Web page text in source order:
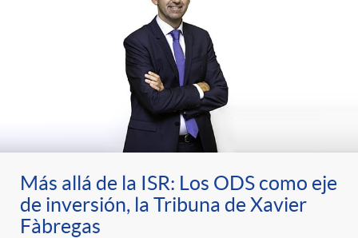
C
a
o
s
Más allá de la ISR: Los ODS como eje
de inversión, la Tribuna de Xavier
Fàbregas